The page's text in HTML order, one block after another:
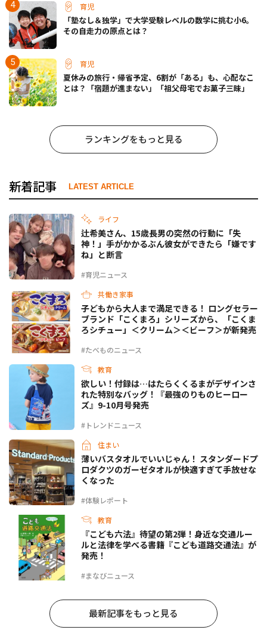
育児
「塾なし＆独学」で大学受験レベルの数学に挑む小6。
その自走力の原点とは？
育児
夏休みの旅行・帰省予定、6割が「ある」も、心配なこ
とは？「宿題が進まない」「祖父母宅でお菓子三昧」
ランキングをもっと見る
新着記事 LATEST ARTICLE
ライフ
#育児ニュース
辻希美さん、15歳長男の突然の行動に「失
神！」手がかかるぶん彼女ができたら「嫌です
ね」と断言
共働き家事
#たべものニュース
子どもから大人まで満足できる！ ロングセラー
ブランド「こくまろ」シリーズから、「こくま
ろシチュー」＜クリーム＞＜ビーフ＞が新発売
教育
#トレンドニュース
欲しい！付録は…はたらくくるまがデザインさ
れた特別なバッグ！『最強のりものヒーロー
ズ』9-10月号発売
住まい
#体験レポート
薄いバスタオルでいいじゃん！ スタンダードプ
ロダクツのガーゼタオルが快適すぎて手放せな
くなった
教育
#まなびニュース
『こども六法』待望の第2弾！身近な交通ルー
ルと法律を学べる書籍『こども道路交通法』が
発売！
最新記事をもっと見る